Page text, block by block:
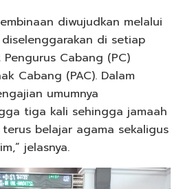
diwujudkan melalui
di setiap
Cabang (PC)
Cabang (PAC). Dalam
umumnya
tiga kali sehingga jamaah
belajar agama sekaligus
jelasnya.